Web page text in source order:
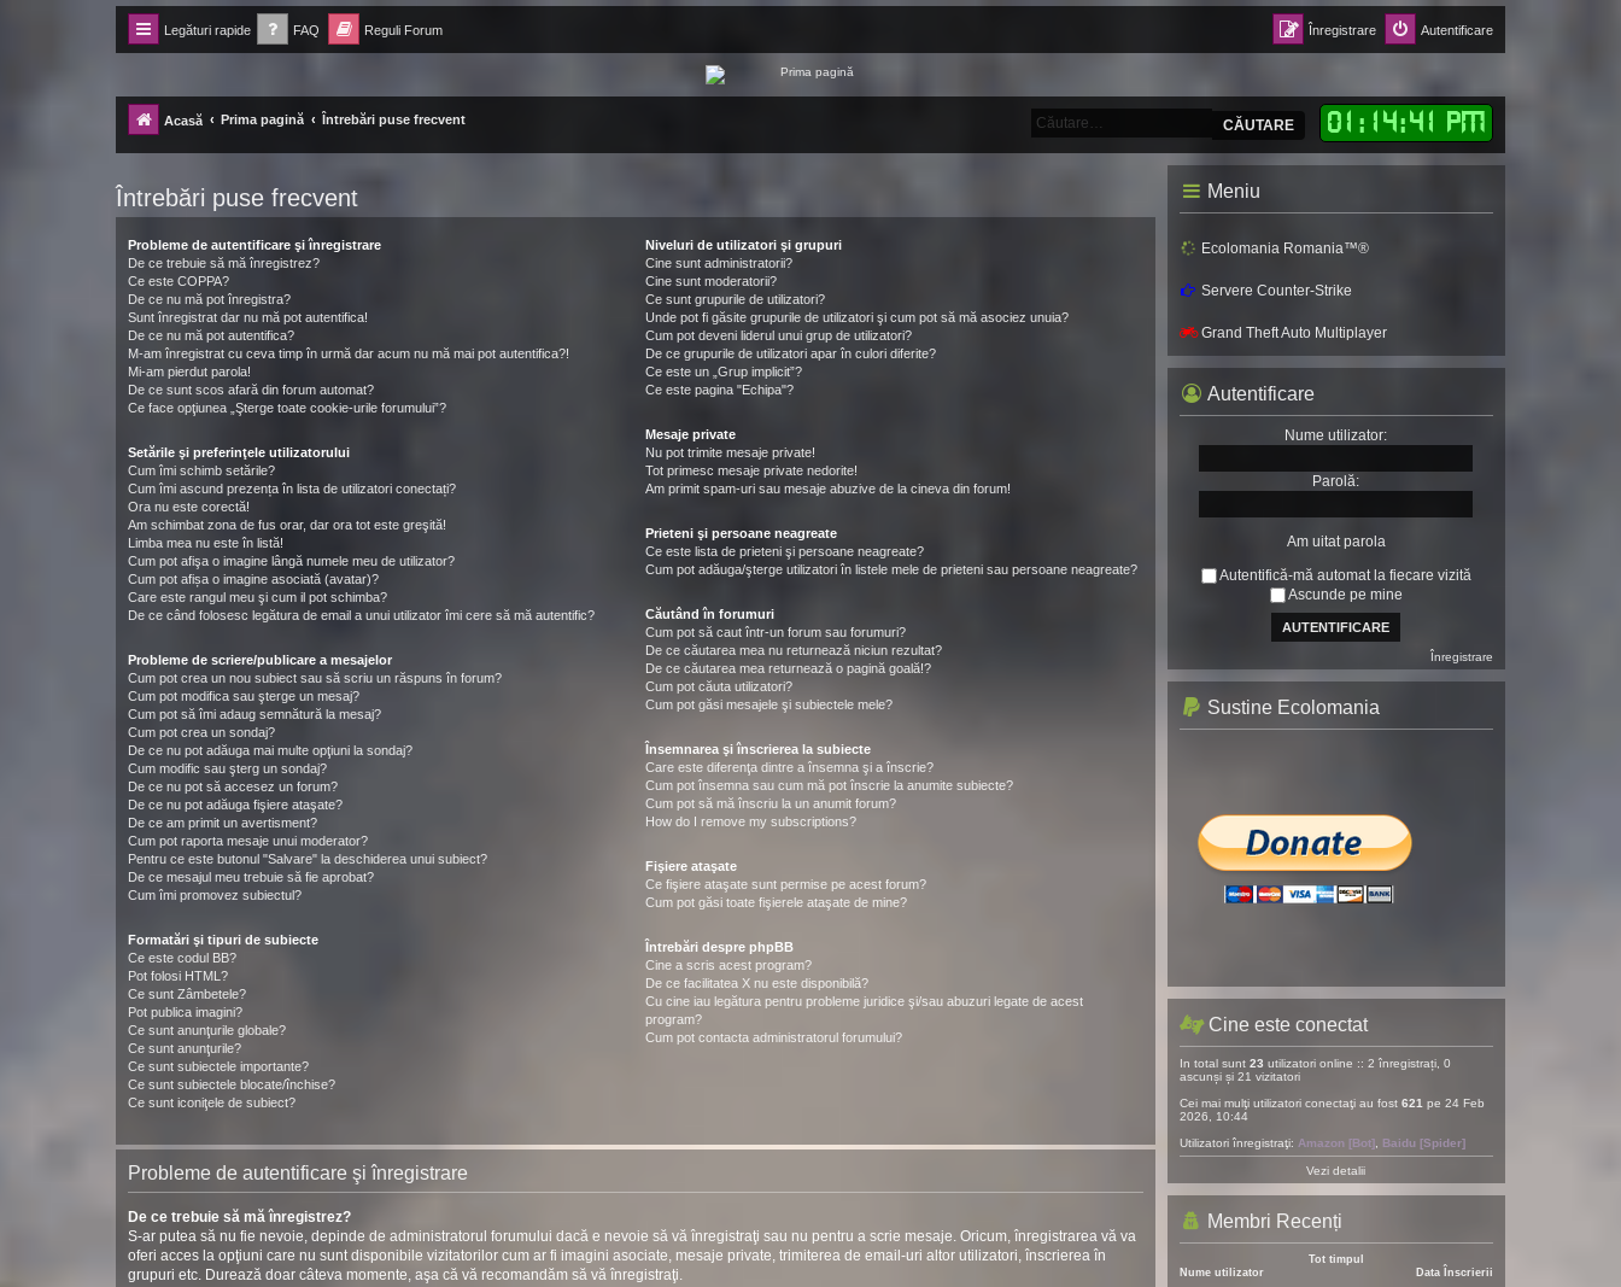
Legături rapide FAQ Reguli Forum Autentificare
Înregistrare
Forum Ecolomania™®
-= Idei pentru viitor =-
Acasă Prima pagină Întrebări puse frecvent 01 : 14:43 PM
CĂUTARE
Întrebări puse frecvent
Probleme de autentificare şi înregistrare
De ce trebuie să mă înregistrez?
Ce este COPPA?
De ce nu mă pot înregistra?
Sunt înregistrat dar nu mă pot autentifica!
De ce nu mă pot autentifica?
M-am înregistrat cu ceva timp în urmă dar acum nu mă mai pot autentifica?!
Mi-am pierdut parola!
De ce sunt scos afară din forum automat?
Ce face opţiunea „Şterge toate cookie-urile forumului”?
Setările şi preferinţele utilizatorului
Cum îmi schimb setările?
Cum îmi ascund prezența în lista de utilizatori conectați?
Ora nu este corectă!
Am schimbat zona de fus orar, dar ora tot este greşită!
Limba mea nu este în listă!
Cum pot afişa o imagine lângă numele meu de utilizator?
Cum pot afișa o imagine asociată (avatar)?
Care este rangul meu şi cum il pot schimba?
De ce când folosesc legătura de email a unui utilizator îmi cere să mă autentific?
Probleme de scriere/publicare a mesajelor
Cum pot crea un nou subiect sau să scriu un răspuns în forum?
Cum pot modifica sau şterge un mesaj?
Cum pot să îmi adaug semnătură la mesaj?
Cum pot crea un sondaj?
De ce nu pot adăuga mai multe opţiuni la sondaj?
Cum modific sau şterg un sondaj?
De ce nu pot să accesez un forum?
De ce nu pot adăuga fişiere ataşate?
De ce am primit un avertisment?
Cum pot raporta mesaje unui moderator?
Pentru ce este butonul "Salvare" la deschiderea unui subiect?
De ce mesajul meu trebuie să fie aprobat?
Cum îmi promovez subiectul?
Formatări şi tipuri de subiecte
Ce este codul BB?
Pot folosi HTML?
Ce sunt Zâmbetele?
Pot publica imagini?
Ce sunt anunţurile globale?
Ce sunt anunţurile?
Ce sunt subiectele importante?
Ce sunt subiectele blocate/închise?
Ce sunt iconiţele de subiect?
Niveluri de utilizatori şi grupuri
Cine sunt administratorii?
Cine sunt moderatorii?
Ce sunt grupurile de utilizatori?
Unde pot fi găsite grupurile de utilizatori şi cum pot să mă asociez unuia?
Cum pot deveni liderul unui grup de utilizatori?
De ce grupurile de utilizatori apar în culori diferite?
Ce este un „Grup implicit”?
Ce este pagina "Echipa"?
Mesaje private
Nu pot trimite mesaje private!
Tot primesc mesaje private nedorite!
Am primit spam-uri sau mesaje abuzive de la cineva din forum!
Prieteni şi persoane neagreate
Ce este lista de prieteni şi persoane neagreate?
Cum pot adăuga/şterge utilizatori în listele mele de prieteni sau persoane neagreate?
Căutând în forumuri
Cum pot să caut într-un forum sau forumuri?
De ce căutarea mea nu returnează niciun rezultat?
De ce căutarea mea returnează o pagină goală!?
Cum pot căuta utilizatori?
Cum pot găsi mesajele şi subiectele mele?
Însemnarea şi înscrierea la subiecte
Care este diferenţa dintre a însemna şi a înscrie?
Cum pot însemna sau cum mă pot înscrie la anumite subiecte?
Cum pot să mă înscriu la un anumit forum?
How do I remove my subscriptions?
Fişiere ataşate
Ce fişiere ataşate sunt permise pe acest forum?
Cum pot găsi toate fişierele ataşate de mine?
Întrebări despre phpBB
Cine a scris acest program?
De ce facilitatea X nu este disponibilă?
Cu cine iau legătura pentru probleme juridice şi/sau abuzuri legate de acest
program?
Cum pot contacta administratorul forumului?
Probleme de autentificare şi înregistrare
De ce trebuie să mă înregistrez?
S-ar putea să nu fie nevoie, depinde de administratorul forumului dacă e nevoie să vă înregistraţi sau nu pentru a scrie mesaje. Oricum, înregistrarea vă va
oferi acces la opţiuni care nu sunt disponibile vizitatorilor cum ar fi imagini asociate, mesaje private, trimiterea de email-uri altor utilizatori, înscrierea în
grupuri etc. Durează doar câteva momente, aşa că vă recomandăm să vă înregistraţi.
Meniu
Ecolomania Romania™®
Servere Counter-Strike
Grand Theft Auto Multiplayer
Autentificare
Nume utilizator:
Parolă:
Am uitat parola
Autentifică-mă automat la fiecare vizită
Ascunde pe mine
Înregistrare
Sustine Ecolomania
Cine este conectat
In total sunt 23 utilizatori online :: 2 înregistrați, 0
ascunși și 21 vizitatori
Cei mai mulţi utilizatori conectaţi au fost 621 pe 24 Feb
2026, 10:44
Utilizatori înregistraţi: Amazon [Bot], Baidu [Spider]
Vezi detalii
Membri Recenți
Tot timpul
Nume utilizator
Data Înscrierii